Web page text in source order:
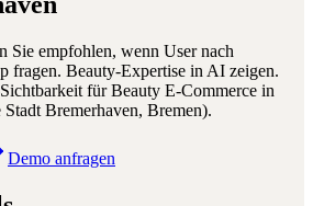
Sie empfohlen, wenn User nach
fragen. Beauty-Expertise in AI zeigen.
fürBeauty E-Commerce in
Bremerhaven, Bremen).
Demo anfragen